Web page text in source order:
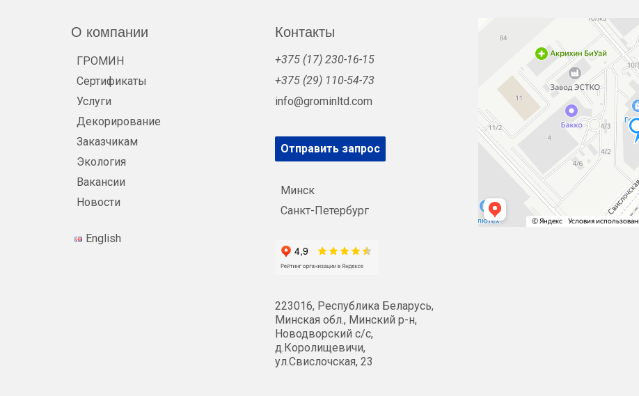
О компании
ГРОМИН
Сертификаты
Услуги
Декорирование
Заказчикам
Экология
Вакансии
Новости
English
Контакты
+375 (17) 230-16-15
+375 (29) 110-54-73
info@grominltd.com
Отправить запрос
Минск
Санкт-Петербург
223016, Республика Беларусь,
Минская обл., Минский р-н,
Новодворский с/с,
д.Королищевичи,
ул.Свислочская, 23